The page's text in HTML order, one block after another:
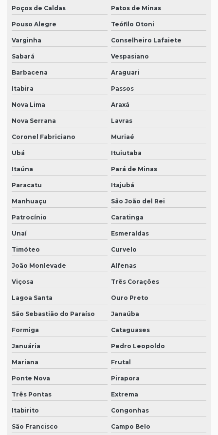
Poços de Caldas Patos de Minas
Pouso Alegre Teófilo Otoni
Varginha Conselheiro Lafaiete
Sabará Vespasiano
Barbacena Araguari
Itabira Passos
Nova Lima Araxá
Nova Serrana Lavras
Coronel Fabriciano Muriaé
Ubá Ituiutaba
Itaúna Pará de Minas
Paracatu Itajubá
Manhuaçu São João del Rei
Patrocínio Caratinga
Unaí Esmeraldas
Timóteo Curvelo
João Monlevade Alfenas
Viçosa Três Corações
Lagoa Santa Ouro Preto
São Sebastião do Paraíso Janaúba
Formiga Cataguases
Januária Pedro Leopoldo
Mariana Frutal
Ponte Nova Pirapora
Três Pontas Extrema
Itabirito Congonhas
São Francisco Campo Belo